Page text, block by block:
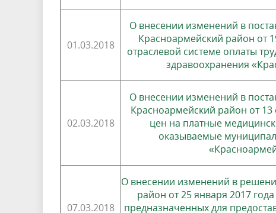
01.03.2018
О внесении изменений в
Красноармейский район от
отраслевой системе оплаты
здравоохранения
02.03.2018
О внесении изменений в
Красноармейский район от
цен на платные
оказываемые
07.03.2018
О внесении изменений в
район от 25 января 2017
предназначенных для